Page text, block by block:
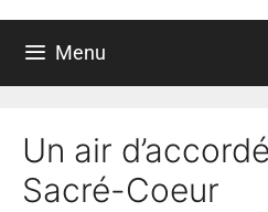
Menu
Un air
Sacré-Coeur